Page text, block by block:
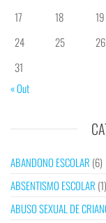
17
18 19
24
25 26
31
« Out
ABANDONO ESCOLAR (6)
ABSENTISMO ESCOLAR (1)
ABUSO SEXUAL DE